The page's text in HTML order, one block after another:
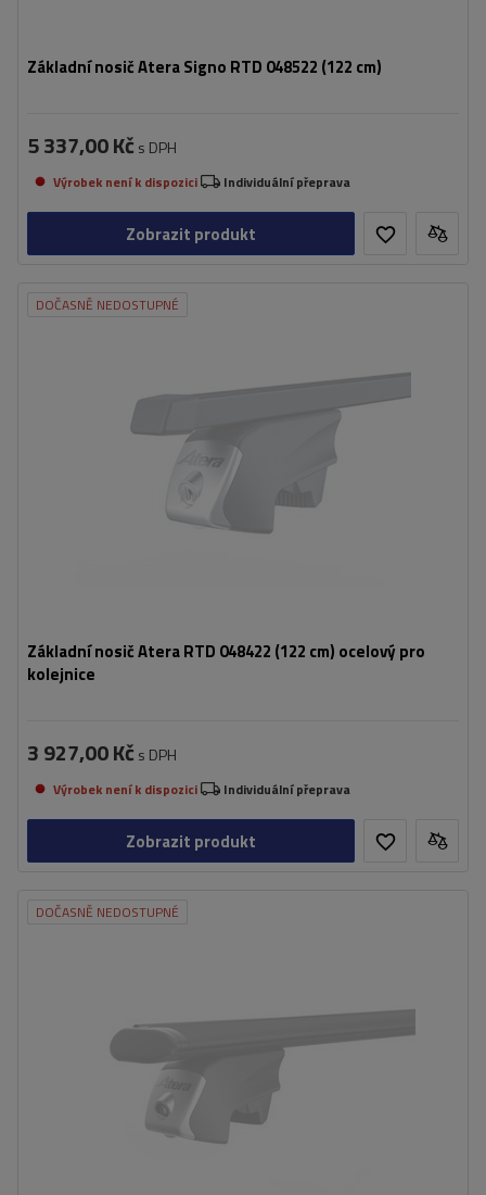
Základní nosič Atera Signo RTD 048522 (122 cm)
5 337,00 Kč s DPH
Výrobek není k dispozici Individuální přeprava
Zobrazit produkt
DOČASNĚ NEDOSTUPNÉ
Základní nosič Atera RTD 048422 (122 cm) ocelový pro
kolejnice
3 927,00 Kč s DPH
Výrobek není k dispozici Individuální přeprava
Zobrazit produkt
DOČASNĚ NEDOSTUPNÉ